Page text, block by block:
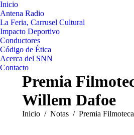
Inicio
Antena Radio
La Feria, Carrusel Cultural
Impacto Deportivo
Conductores
Código de Ética
Acerca del SNN
Contacto
Premia
Willem Dafoe
Estás aquí:
Inicio Notas Premia